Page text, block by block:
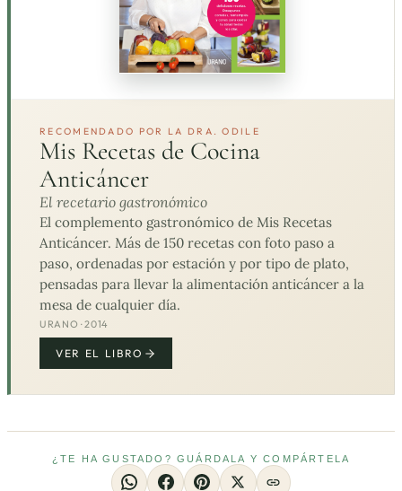
RECOMENDADO POR LA DRA. ODILE
Mis Recetas de Cocina
Anticáncer
El recetario gastronómico
El complemento gastronómico de Mis Recetas
Anticáncer. Más de 150 recetas con foto paso a
paso, ordenadas por estación y por tipo de plato,
pensadas para llevar la alimentación anticáncer a la
mesa de cualquier día.
URANO · 2014
VER EL LIBRO
¿TE HA GUSTADO? GUÁRDALA Y COMPÁRTELA